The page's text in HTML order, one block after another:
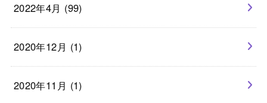
2022年4月 (99)
2020年12月 (1)
2020年11月 (1)